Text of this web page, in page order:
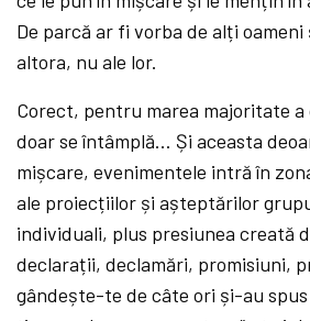
De parcă ar fi vorba de alți oameni
altora, nu ale lor.
Corect, pentru marea majoritate
doar se întâmplă… Și aceasta
mișcare, evenimentele intră în
ale proiecțiilor și așteptărilor
individuali, plus presiunea creată
declarații, declamări, promisiuni,
gândește-te de câte ori și-au